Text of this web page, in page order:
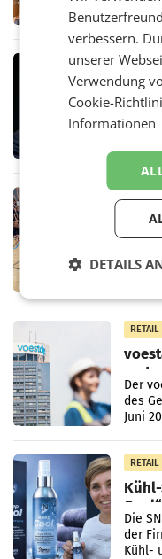
den
ORF.
die
RETAIL
Der
des
Juni
RETAIL
Die
der
Kühl-
verbessern.
unserer
Verwendung
Cookie-
Informationen
DETAILS